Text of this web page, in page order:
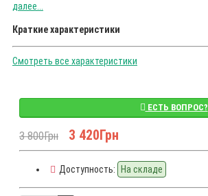
далее...
Краткие характеристики
Смотреть все характеристики
ЕСТЬ ВОПРОС?
3 800Грн 3 420Грн
Доступность: На складе